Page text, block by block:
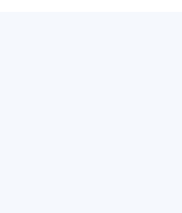
8531 AA Lemmer